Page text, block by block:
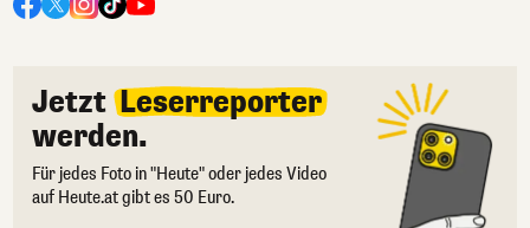
Jetzt Leserreporter
werden.
Für jedes Foto in "Heute" oder jedes Video
auf Heute.at gibt es 50 Euro.